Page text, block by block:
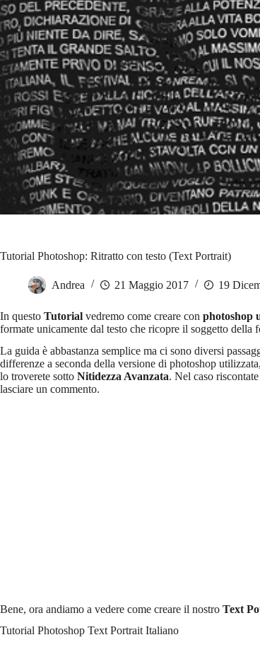
Tutorial Photoshop: Ritratto con testo (Text Portrait)
Andrea 21 Maggio 2017 19
In questo Tutorial vedremo come creare con photoshop
formate unicamente dal testo che ricopre il soggetto della
La guida è abbastanza semplice ma ci sono diversi
differenze a seconda della versione di photoshop
lo troverete sotto Nitidezza Avanzata. Nel caso
lasciare un commento.
Bene, ora andiamo a vedere come creare il nostro Text
Tutorial Photoshop Text Portrait Italiano